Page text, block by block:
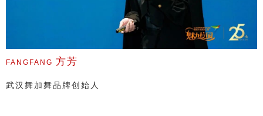
FANGFANG 方芳
武汉舞加舞品牌创始人